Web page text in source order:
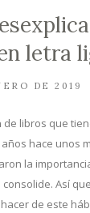
letra
DE 2019
de libros que
años hace unos
la
Así
de este